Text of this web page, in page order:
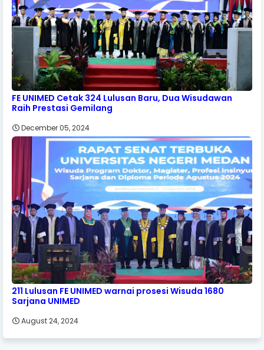
FE UNIMED Cetak 324 Lulusan Baru, Dua Wisudawan
Raih Prestasi Gemilang
December 05, 2024
211 Lulusan FE UNIMED warnai prosesi Wisuda 1680
Sarjana UNIMED
August 24, 2024